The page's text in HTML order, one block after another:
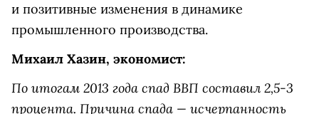
и позитивные изменения в динамике
промышленного производства.
Михаил Хазин, экономист:
По итогам 2013 года спад ВВП составил 2,5-3
процента. Причина спада — исчерпанность